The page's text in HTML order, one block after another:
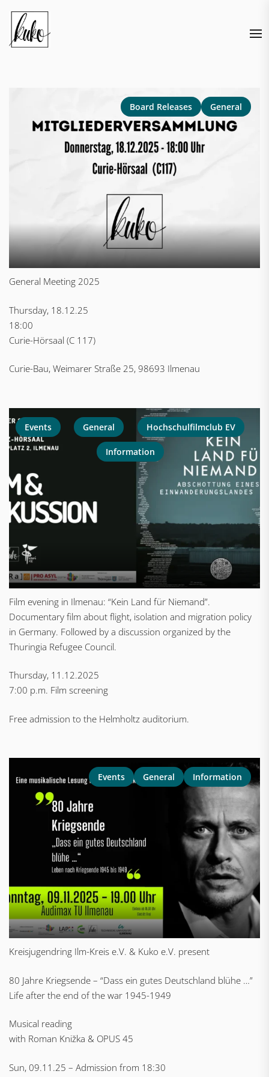
content
Board Releases General
General Meeting 2025
Thursday, 18.12.25
18:00
Curie-Hörsaal (C 117)
Curie-Bau, Weimarer Straße 25, 98693 Ilmenau
Events General Hochschulfilmclub EV
Information
Film evening in Ilmenau: “Kein Land für Niemand”.
Documentary film about flight, isolation and migration policy
in Germany. Followed by a discussion organized by the
Thuringia Refugee Council.
Thursday, 11.12.2025
7:00 p.m. Film screening
Free admission to the Helmholtz auditorium.
Events General Information
Kreisjugendring Ilm-Kreis e.V. & Kuko e.V. present
80 Jahre Kriegsende – “Dass ein gutes Deutschland blühe …”
Life after the end of the war 1945-1949
Musical reading
with Roman Knižka & OPUS 45
Sun, 09.11.25 – Admission from 18:30